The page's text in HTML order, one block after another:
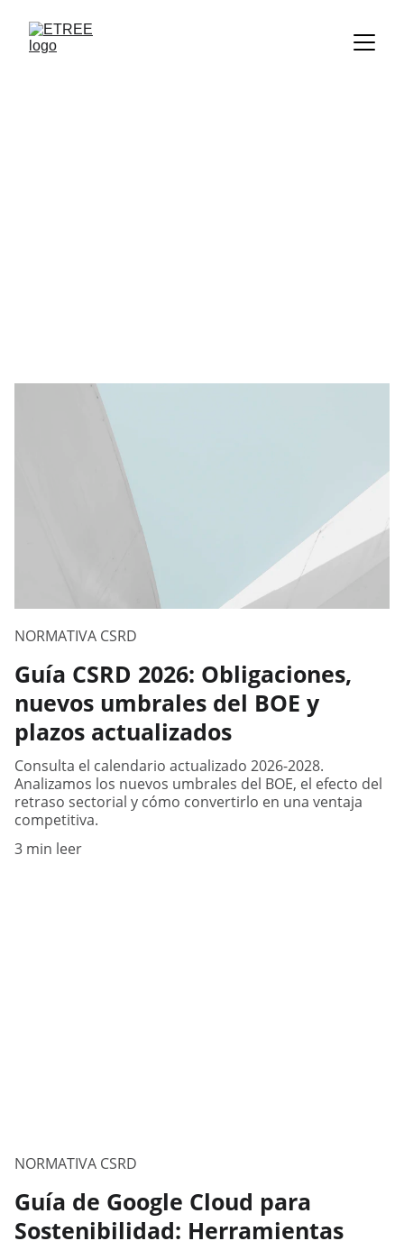
NORMATIVA CSRD
Guía CSRD 2026: Obligaciones,
nuevos umbrales del BOE y
plazos actualizados
Consulta el calendario actualizado 2026-2028.
Analizamos los nuevos umbrales del BOE, el efecto del
retraso sectorial y cómo convertirlo en una ventaja
competitiva.
3 min leer
NORMATIVA CSRD
Guía de Google Cloud para
Sostenibilidad: Herramientas